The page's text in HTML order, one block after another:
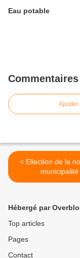
Eau potable
Commentaires
Ajouter
< Ellection de la nouvelle
municipalité
Hébergé par
Top articles
Pages
Contact